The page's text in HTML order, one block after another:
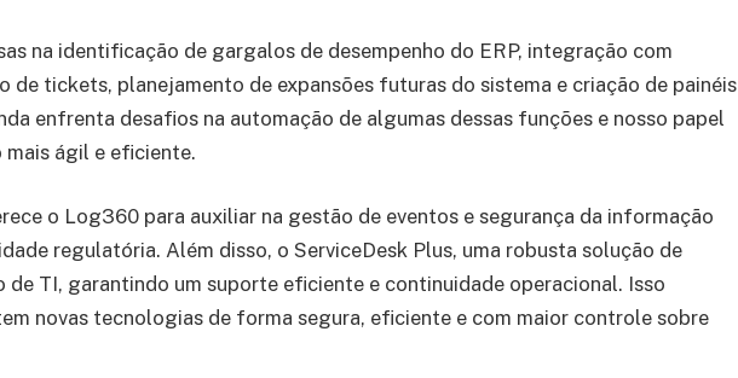
na identificação de gargalos de desempenho do ERP, integração com
de tickets, planejamento de expansões futuras do sistema e criação de painéis
enfrenta desafios na automação de algumas dessas funções e nosso papel
ágil e eficiente.
o Log360 para auxiliar na gestão de eventos e segurança da informação
regulatória. Além disso, o ServiceDesk Plus, uma robusta solução de
de TI, garantindo um suporte eficiente e continuidade operacional. Isso
novas tecnologias de forma segura, eficiente e com maior controle sobre